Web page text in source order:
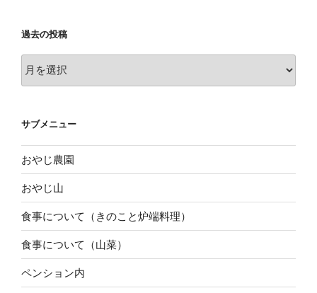
過去の投稿
過
稿
サブメニュー
おやじ農園
おやじ山
食事について（きのこと炉端料理）
食事について（山菜）
ペンション内